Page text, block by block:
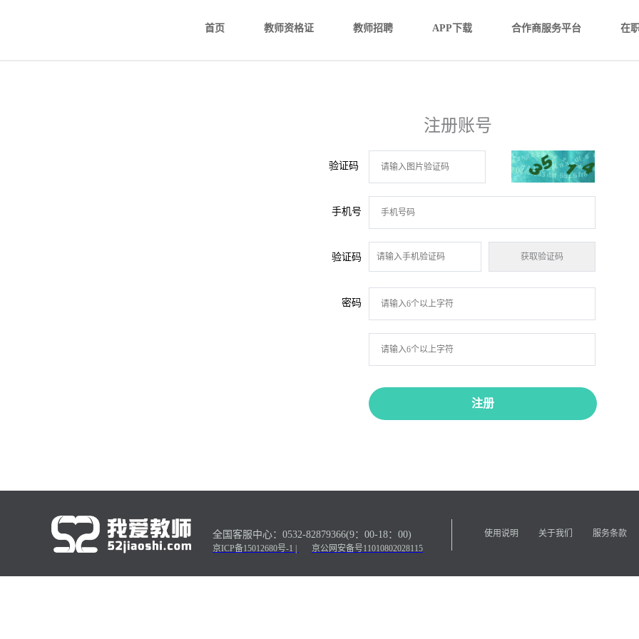
首页 教师资格证 教师招聘 APP下载 合作商服务平台 在
注册账号
验证码
手机号
验证码
密码
全国客服中心：0532-82879366(9：00-18：00)
京ICP备15012680号-1 京公网安备号11010802028115
使用说明 关于我们 服务条款